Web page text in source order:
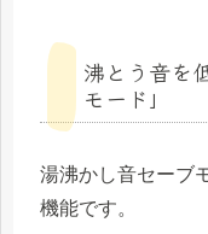
沸とう音を
モード」
湯沸かし音セーブ
機能です。